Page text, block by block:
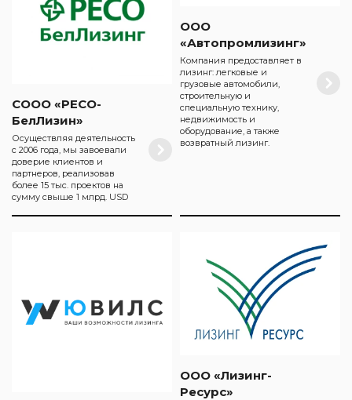
СООО «РЕСО-
БелЛизин»
Осуществляя деятельность
с 2006 года, мы завоевали
доверие клиентов и
партнеров, реализовав
более 15 тыс. проектов на
сумму свыше 1 млрд. USD
ООО
«Автопромлизинг»
Компания предоставляет в
лизинг: легковые и
грузовые автомобили,
строительную и
специальную технику,
недвижимость и
оборудование, а также
возвратный лизинг.
ООО «Лизинг-
Ресурс»